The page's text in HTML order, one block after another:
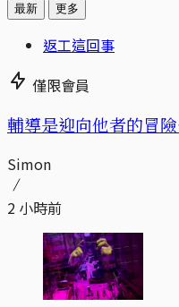
最新 更多
返工這回事
僅限會員
輔導是迎向他者的冒
Simon
2 小時前